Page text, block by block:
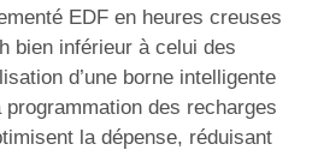
EDF en heures creuses
bien inférieur à celui des
d’une borne intelligente
des recharges
la dépense, réduisant